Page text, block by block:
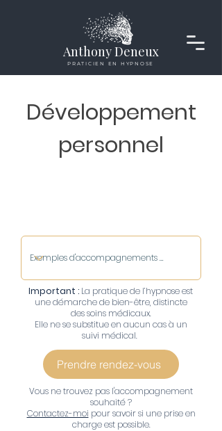
PRATICIEN EN HYPNOSE
Anthony Deneux
Développement
personnel
Important : La pratique de l’hypnose est
une démarche de bien-être, distincte
des soins médicaux.
Elle ne se substitue en aucun cas à un
suivi médical.
Prendre rendez-vous
Vous ne trouvez pas l'accompagnement
souhaité ?
Contactez-moi pour savoir si une prise en
charge est possible.